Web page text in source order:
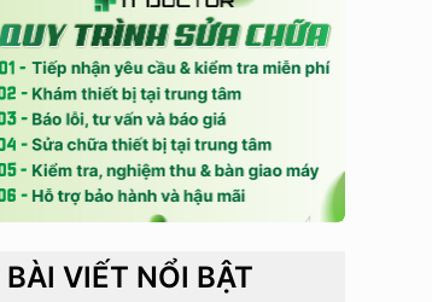
BÀI VIẾT NỔI BẬT